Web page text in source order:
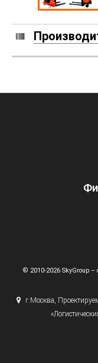
© 2010-2026 SkyGroup –
г.Москва,